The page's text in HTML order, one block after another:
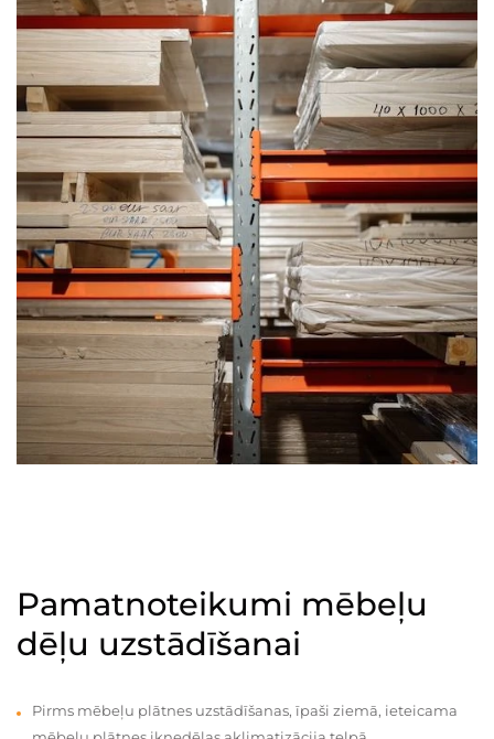
Pamatnoteikumi mēbeļu
dēļu uzstādīšanai
Pirms mēbeļu plātnes uzstādīšanas, īpaši ziemā, ieteicama